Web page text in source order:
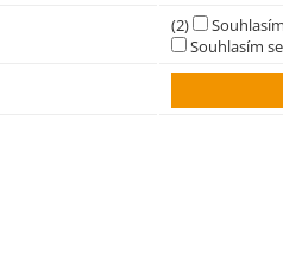
(2)
Souhlasím